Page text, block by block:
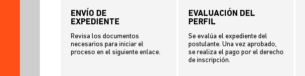
ENVÍO DE
EXPEDIENTE
Revisa los documentos
necesarios para iniciar el
proceso en el siguiente enlace.
EVALUACIÓN DEL
PERFIL
Se evalúa el expediente del
postulante. Una vez aprobado,
se realiza el pago por el derecho
de inscripción.